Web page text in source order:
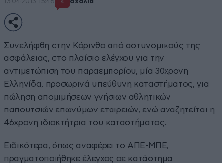
13·04·2013 15:46 4 σχόλια
Συνελήφθη στην Κόρινθο από αστυνομικούς της
ασφάλειας, στο πλαίσιο ελέγχου για την
αντιμετώπιση του παραεμπορίου, μία 30χρονη
Ελληνίδα, προσωρινά υπεύθυνη καταστήματος, για
πώληση απομιμήσεων γνήσιων αθλητικών
παπουτσιών επωνύμων εταιρειών, ενώ αναζητείται η
46χρονη ιδιοκτήτρια του καταστήματος.
Ειδικότερα, όπως αναφέρει το ΑΠΕ-ΜΠΕ,
πραγματοποιήθηκε έλεγχος σε κατάστημα